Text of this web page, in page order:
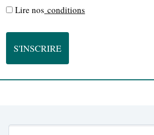
Lire nos conditions